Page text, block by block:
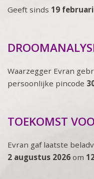
Geeft sinds 19
Waarzegger Evran
persoonlijke pincode
TOEKOMST
Evran gaf laatste
2 augustus 2026 om